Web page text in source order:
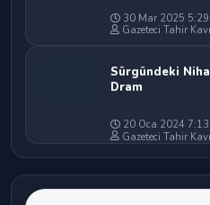
30 Mar 2025 5:29
Gazeteci Tahir
Sürgündeki Nihat Kırmızıtoprak
Dram
20 Oca 2024 7:13
Gazeteci Tahir